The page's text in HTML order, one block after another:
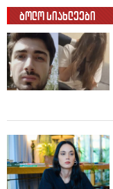
ბოლო სიახლეები